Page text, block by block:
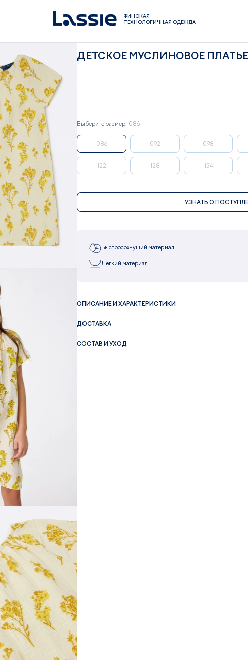
ФИНСКАЯ
ТЕХНОЛОГИЧНАЯ ОДЕЖДА
ДЕТСКОЕ МУСЛИНОВОЕ ПЛАТЬЕ
Выберите размер: 086
086 092 098
122 128 134
УЗНАТЬ О
Быстросохнущий материал
Легкий материал
ОПИСАНИЕ И ХАРАКТЕРИСТИКИ
ДОСТАВКА
СОСТАВ И УХОД